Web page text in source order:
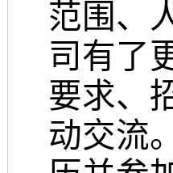
范围、
司有了
要求、
动交流